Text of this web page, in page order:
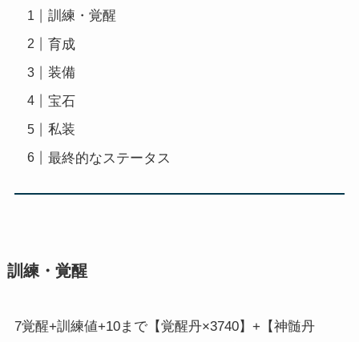
訓練・覚醒
育成
装備
宝石
私装
最終的なステータス
訓練・覚醒
7覚醒+訓練値+10まで【覚醒丹×3740】+【神髄丹